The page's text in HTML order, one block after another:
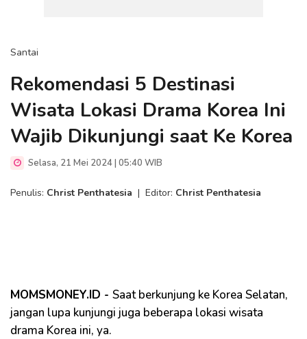
Santai
Rekomendasi 5 Destinasi
Wisata Lokasi Drama Korea Ini
Wajib Dikunjungi saat Ke Korea
Selasa, 21 Mei 2024 | 05:40 WIB
Penulis: Christ Penthatesia | Editor: Christ Penthatesia
MOMSMONEY.ID - Saat berkunjung ke Korea Selatan,
jangan lupa kunjungi juga beberapa lokasi wisata
drama Korea ini, ya.